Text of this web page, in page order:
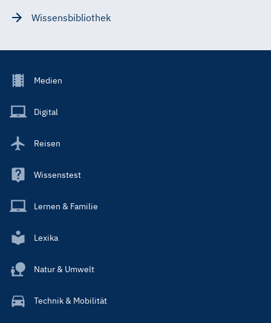
Wissensbibliothek
Footer
Main
Medien
Digital
Reisen
Wissenstest
Lernen & Familie
Lexika
Natur & Umwelt
Technik & Mobilität